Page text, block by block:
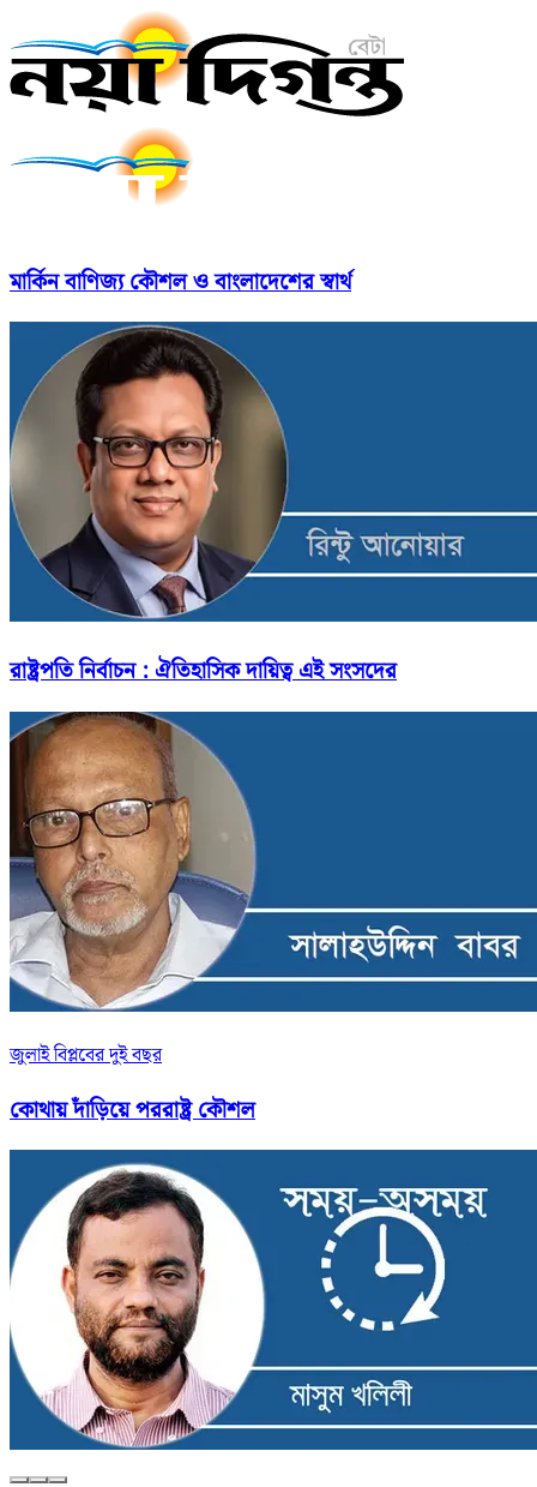
মার্কিন বাণিজ্য কৌশল ও বাংলাদেশের স্বার্থ
রাষ্ট্রপতি নির্বাচন : ঐতিহাসিক দায়িত্ব এই সংসদের
জুলাই বিপ্লবের দুই বছর
কোথায় দাঁড়িয়ে পররাষ্ট্র কৌশল